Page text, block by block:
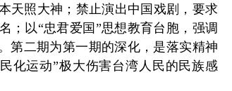
天照大神；禁止演出中国戏剧，要求
；以“忠君爱国”思想教育台胞，强调
第二期为第一期的深化，是落实精神
化运动”极大伤害台湾人民的民族感